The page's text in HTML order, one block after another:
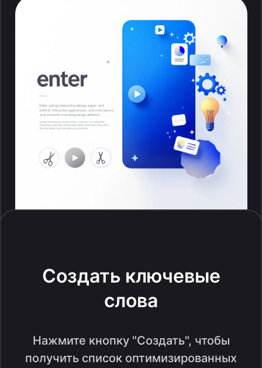
Создать ключевые
слова
Нажмите кнопку "Создать", чтобы
получить список оптимизированных